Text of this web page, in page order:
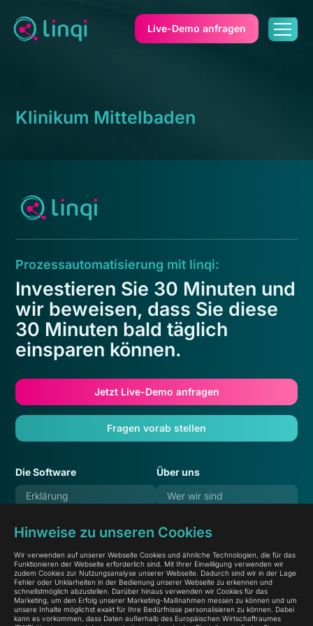
Live-Demo anfragen
Klinikum Mittelbaden
Prozessautomatisierung mit linqi:
Investieren Sie 30 Minuten und
wir beweisen, dass Sie diese
30 Minuten bald täglich
einsparen können.
Jetzt Live-Demo anfragen
Fragen vorab stellen
Die Software
Erklärung
Referenzen
Preise
Häufige Fragen
Über uns
Wer wir sind
Karriere
Blog
Dokumentation
Systemstatus
Hinweise zu unseren Cookies
Wir verwenden auf unserer Webseite Cookies und ähnliche Technologien, die für das
Funktionieren der Webseite erforderlich sind. Mit Ihrer Einwilligung verwenden wir
zudem Cookies zur Nutzungsanalyse unserer Webseite. Dadurch sind wir in der Lage
Fehler oder Unklarheiten in der Bedienung unserer Webseite zu erkennen und
schnellstmöglich abzustellen. Darüber hinaus verwenden wir Cookies für das
Marketing, um den Erfolg unserer Marketing-Maßnahmen messen zu können und um
unsere Inhalte möglichst exakt für Ihre Bedürfnisse personalisieren zu können. Dabei
kann es vorkommen, dass Daten außerhalb des Europäischen Wirtschaftraumes